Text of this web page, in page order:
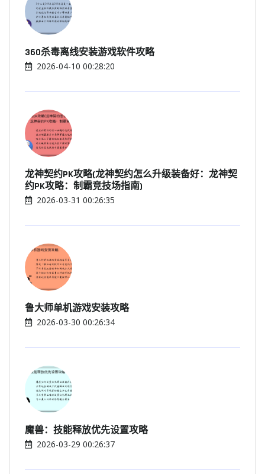
360杀毒离线安装游戏软件攻略
2026-04-10 00:28:20
龙神契约PK攻略(龙神契约怎么升级装备好：龙神契
约PK攻略：制霸竞技场指南)
2026-03-31 00:26:35
鲁大师单机游戏安装攻略
2026-03-30 00:26:34
魔兽：技能释放优先设置攻略
2026-03-29 00:26:37